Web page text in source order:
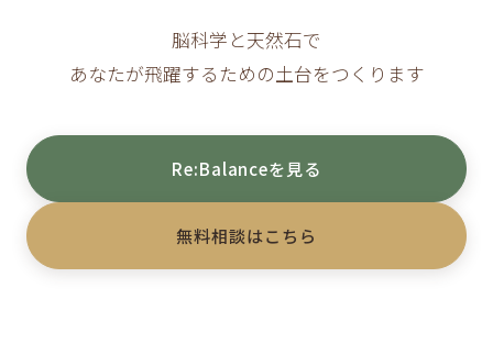
脳科学と天然石で
あなたが飛躍するための土台をつくります
Re:Balanceを見る
無料相談はこちら